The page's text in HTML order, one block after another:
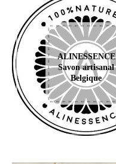
ALINESSENCE
Savon artisanal
Belgique